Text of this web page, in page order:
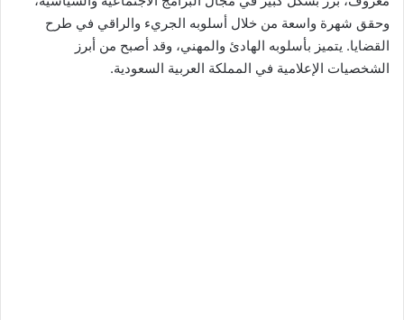
وحقق شهرة واسعة من خلال أسلوبه الجريء والراقي في طرح
القضايا. يتميز بأسلوبه الهادئ والمهني، وقد أصبح من أبرز
الشخصيات الإعلامية في المملكة العربية السعودية.